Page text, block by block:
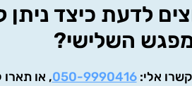
לדעת כיצד ניתן
השלישי?
אלי:050-9990416, או